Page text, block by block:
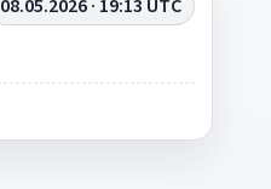
08.05.2026 · 19:13 UTC